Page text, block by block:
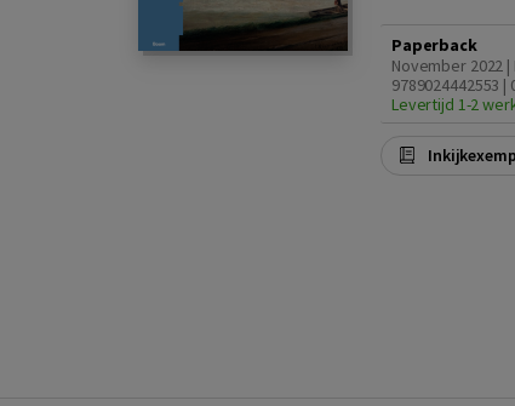
Paperback
November 2022 |
9789024442553 |
Levertijd 1-2